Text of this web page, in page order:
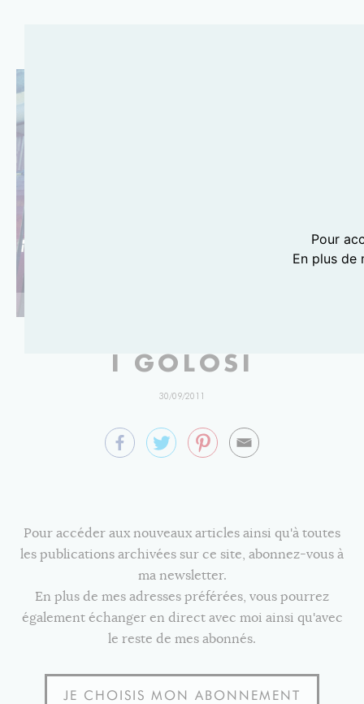
I GOLOSI
30/09/2011
Pour accéder aux nouveaux articles ainsi qu'à toutes
les publications archivées sur ce site, abonnez-vous à
ma newsletter.
En plus de mes adresses préférées, vous pourrez
également échanger en direct avec moi ainsi qu'avec
le reste de mes abonnés.
JE CHOISIS MON ABONNEMENT
Pour
En plus de